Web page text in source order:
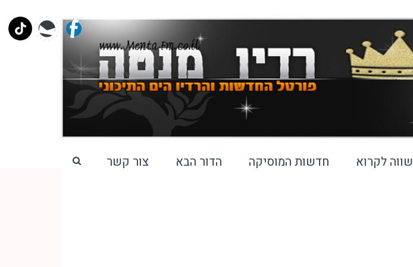
שווה לקרוא חדשות המוסיקה הדור הבא צור קשר